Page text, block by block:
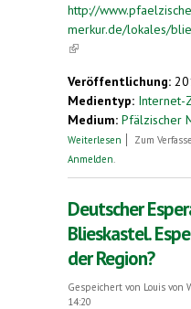
http://
merkur.de/lokales/
(link is external)
Veröffentlichung:
Medientyp: Internet-
Medium: Pfälzischer
Weiterlesen überZum
Anmelden
Deutscher
Blieskastel.
der Region?
Gespeichert von Louis von
14:20